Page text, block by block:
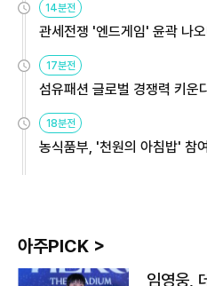
14분전
관세전쟁 '엔드게임' 윤곽 나
17분전
섬유패션 글로벌 경쟁력 키
18분전
농식품부, '천원의 아침밥' 참
아주PICK >
임영웅,